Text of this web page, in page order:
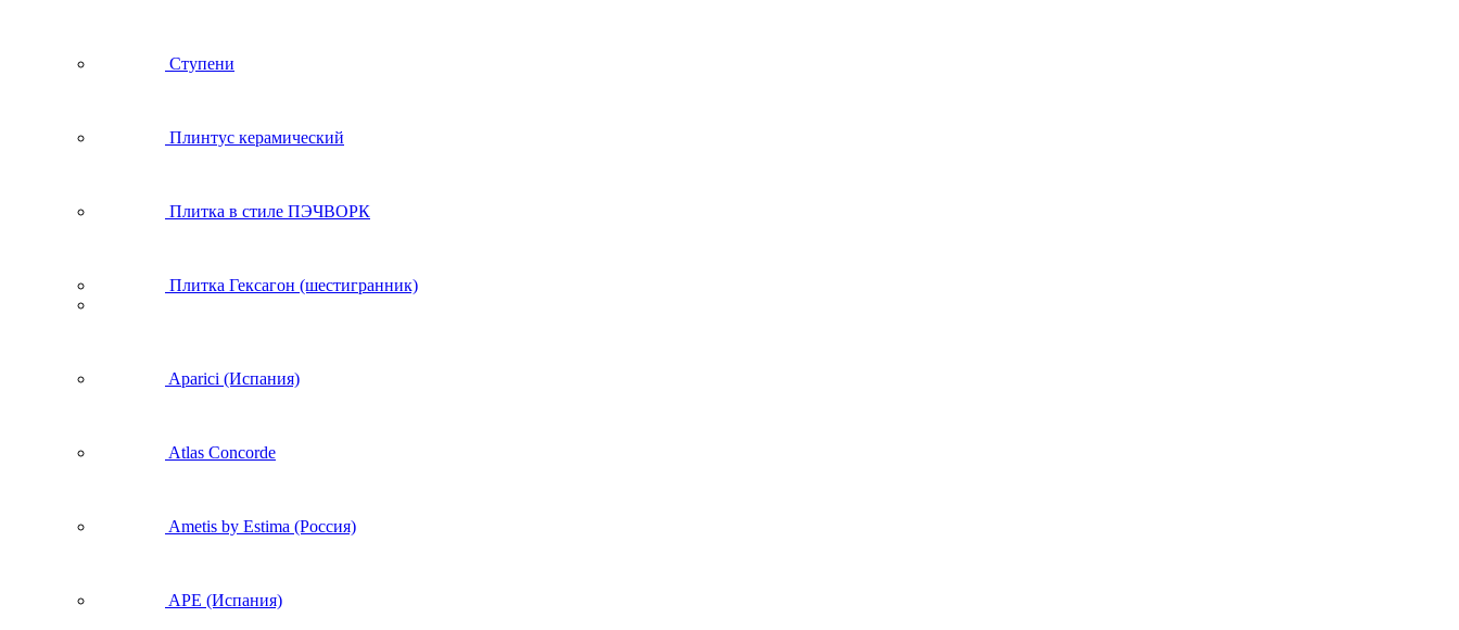
Ступени
Плинтус керамический
Плитка в стиле ПЭЧВОРК
Плитка Гексагон (шестигранник)
Aparici (Испания)
Atlas Concorde
Ametis by Estima (Россия)
APE (Испания)